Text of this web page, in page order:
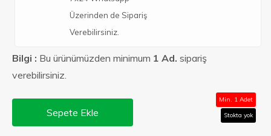
Üzerinden de Sipariş
Verebilirsiniz.
Bilgi : Bu ürünümüzden minimum 1 Ad. sipariş
verebilirsiniz.
Sepete Ekle
Min. 1 Adet
Stokta yok